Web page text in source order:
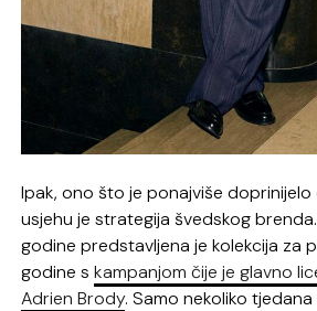
Ipak, ono što je ponajviše
usjehu je strategija švedskog
godine predstavljena je kolekcija za
godine skampanjom čije je glavno
Adrien Brody. Samo nekoliko tjedana